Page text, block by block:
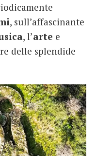
, sull’affascinante
, l’arte e
delle splendide